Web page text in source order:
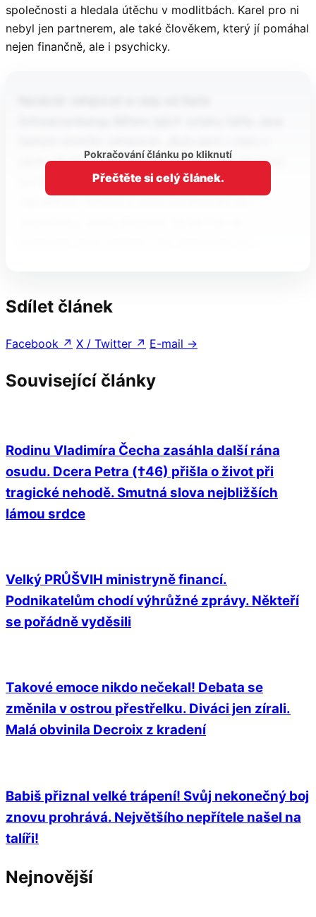
společnosti a hledala útěchu v modlitbách. Karel pro ni
nebyl jen partnerem, ale také člověkem, který jí pomáhal
nejen finančně, ale i psychicky.
centru Prahy a nadávali mi, že jsem jeho špinavá
kur*a,“ popisuje své zkušenosti s verbálním
Pokračování článku po kliknutí
Přečtěte si celý článek.
Sdílet článek
Facebook ↗ X / Twitter ↗ E-mail →
Související články
Rodinu Vladimíra Čecha zasáhla další rána
osudu. Dcera Petra (†46) přišla o život při
tragické nehodě. Smutná slova nejbližších
lámou srdce
Velký PRŮŠVIH ministryně financí.
Podnikatelům chodí výhrůžné zprávy. Někteří
se pořádně vyděsili
Takové emoce nikdo nečekal! Debata se
změnila v ostrou přestřelku. Diváci jen zírali.
Malá obvinila Decroix z kradení
Babiš přiznal velké trápení! Svůj nekonečný boj
znovu prohrává. Největšího nepřítele našel na
talíři!
Nejnovější